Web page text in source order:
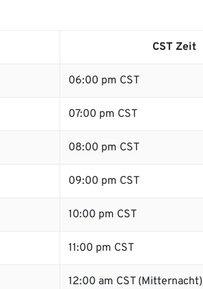
CST Zeit
06:00 pm CST
07:00 pm CST
08:00 pm CST
09:00 pm CST
10:00 pm CST
11:00 pm CST
12:00 am CST (Mitternacht)